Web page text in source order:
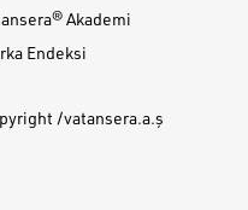
Akademi
Endeksi
/vatansera.a.ş